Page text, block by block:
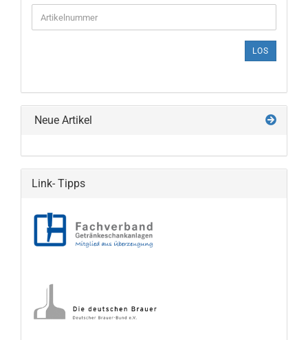
GEBEN
SIE
DIE
EIN.
LOS
Neue Artikel
Link- Tipps